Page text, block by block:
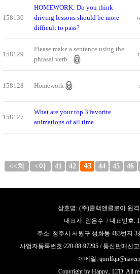
158130
HOMEWORK: Do you think
driving lessons should be more
difficult to pass?
158129
Please make a sentence using the
phrasal verb...
158128 Homework
158127
What are your top 3 favorite
animations of all time.
<<처
<이
41 42 43 44 45 46
상호명: (주)클랙앤클로이 원
대표자: 임은수 / 대표번호:
주소: 청주시 서원구 성화동 483번지 3
사업자등록번호:220-88-97295 / 통신판매신
이메일:
Copyright by Happy., LTD. All